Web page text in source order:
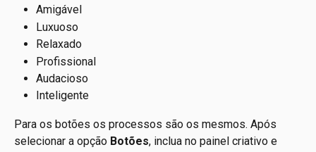
Amigável
Luxuoso
Relaxado
Profissional
Audacioso
Inteligente
Para os botões os processos são os mesmos. Após
selecionar a opção Botões, inclua no painel criativo e